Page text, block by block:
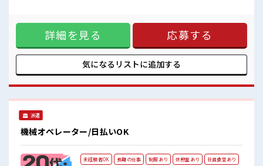
で、 毎日の服装の悩み解消♪ ≪未経験でも活躍できる≫ 新し
いことにチャレンジするのは不安だけど、 しっかり働く環境
が整っています！ イチからスキルUP・ステップUP目指して
いきましょう！ ≪収入アップを目指せる≫ 高時給だらけの派
遣のお仕事です！ ■職場の雰囲気 『少人数』だからコミュニ
ケーションも取りやすい？ 派手すぎなければ多少のヘアカラ
シュ！
詳細を見る 応募する
気になるリストに追加する
派遣
機械オペレーター/日払いOK
未経験者OK 長期の仕事 制服あり 休憩室あり 社員食堂あり